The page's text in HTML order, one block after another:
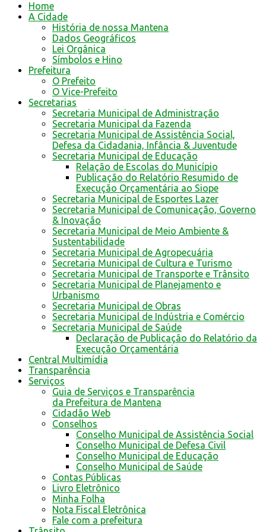
Home
A Cidade
História de nossa Mantena
Dados Geográficos
Lei Orgânica
Símbolos e Hino
Prefeitura
O Prefeito
O Vice-Prefeito
Secretarias
Secretaria Municipal de Administração
Secretaria Municipal da Fazenda
Secretaria Municipal de Assistência Social,
Defesa da Cidadania, Infância & Juventude
Secretaria Municipal de Educação
Relação de Escolas do Município
Publicação do Relatório Resumido de
Execução Orçamentária ao Siope
Secretaria Municipal de Esportes Lazer
Secretaria Municipal de Comunicação, Governo
& Inovação
Secretaria Municipal de Meio Ambiente &
Sustentabilidade
Secretaria Municipal de Agropecuária
Secretaria Municipal de Cultura e Turismo
Secretaria Municipal de Transporte e Trânsito
Secretaria Municipal de Planejamento e
Urbanismo
Secretaria Municipal de Obras
Secretaria Municipal de Indústria e Comércio
Secretaria Municipal de Saúde
Declaração de Publicação do Relatório da
Execução Orçamentária
Central Multimídia
Transparência
Serviços
Guia de Serviços e Transparência
da Prefeitura de Mantena
Cidadão Web
Conselhos
Conselho Municipal de Assistência Social
Conselho Municipal de Defesa Civil
Conselho Municipal de Educação
Conselho Municipal de Saúde
Contas Públicas
Livro Eletrônico
Minha Folha
Nota Fiscal Eletrônica
Fale com a prefeitura